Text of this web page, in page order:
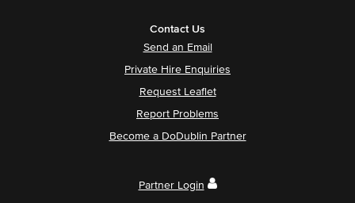
Contact Us
Send an Email
Private Hire Enquiries
Request Leaflet
Report Problems
Become a DoDublin Partner
Partner Login